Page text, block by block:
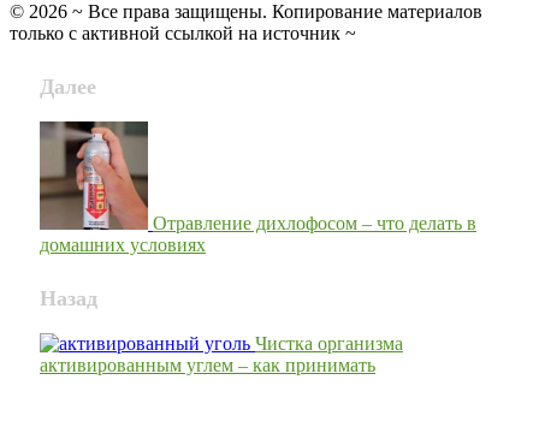
© 2026 ~ Все права защищены. Копирование материалов
только с активной ссылкой на источник ~
Далее
Отравление дихлофосом – что делать в
домашних условиях
Назад
Чистка организма
активированным углем – как принимать